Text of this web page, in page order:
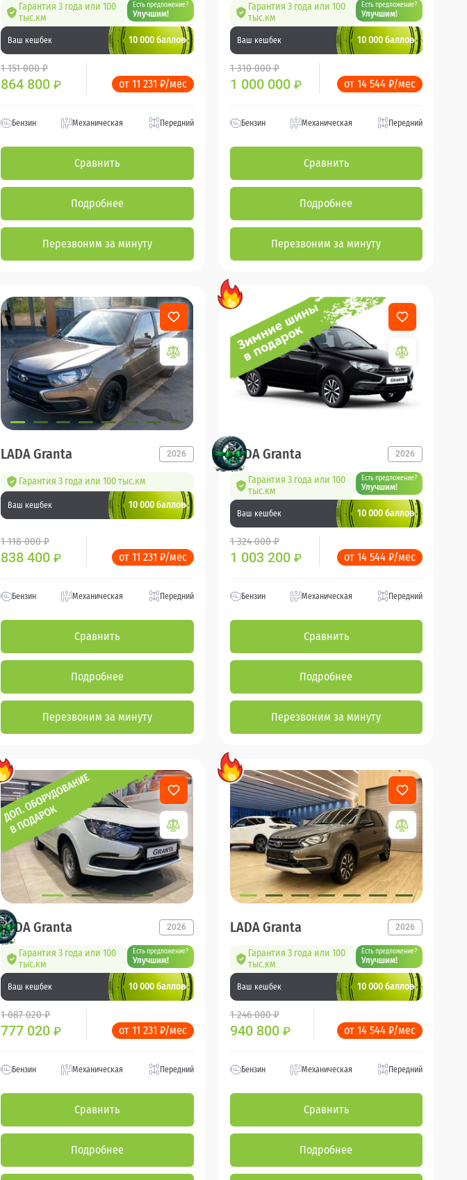
Гарантия 3 года или 100
тыс.км
Есть предложение?
Улучшим!
Ваш кешбек 10 000 баллов
1 151 000 ₽
864 800₽ от 11 231 ₽/мес
Бензин Механическая Передний
Сравнить
Подробнее
Перезвоним за минуту
Гарантия 3 года или 100
тыс.км
Есть предложение?
Улучшим!
Ваш кешбек 10 000 баллов
1 310 000 ₽
1 000 000 ₽ от 14 544 ₽/мес
Бензин Механическая Передний
Сравнить
Подробнее
Перезвоним за минуту
LADA Granta 2026
Гарантия 3 года или 100 тыс.км
Ваш кешбек 10 000 баллов
1 118 000 ₽
838 400₽ от 11 231 ₽/мес
Бензин Механическая Передний
Сравнить
Подробнее
Перезвоним за минуту
LADA Granta 2026
Гарантия 3 года или 100
тыс.км
Есть предложение?
Улучшим!
Ваш кешбек 10 000 баллов
1 324 000 ₽
1 003 200 ₽ от 14 544 ₽/мес
Бензин Механическая Передний
Сравнить
Подробнее
Перезвоним за минуту
LADA Granta 2026
Гарантия 3 года или 100
тыс.км
Есть предложение?
Улучшим!
Ваш кешбек 10 000 баллов
1 087 020 ₽
777 020₽ от 11 231 ₽/мес
Бензин Механическая Передний
Сравнить
Подробнее
LADA Granta 2026
Гарантия 3 года или 100
тыс.км
Есть предложение?
Улучшим!
Ваш кешбек 10 000 баллов
1 246 000 ₽
940 800 ₽ от 14 544 ₽/мес
Бензин Механическая Передний
Сравнить
Подробнее